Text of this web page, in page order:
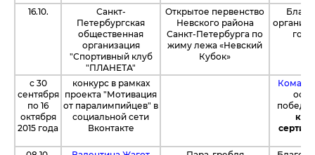
16.10.
Санкт-
Петербургская
общественная
организация
"Спортивный клуб
"ПЛАНЕТА"
Открытое первенство
Невского района
Санкт-Петербурга по
жиму лежа «Невский
Кубок»
с 30
сентября
по 16
октября
2015 года
конкурс в рамках
проекта "Мотивация
от паралимпийцев" в
социальной сети
Вконтакте